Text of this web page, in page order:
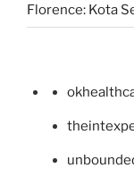
Florence: Kota